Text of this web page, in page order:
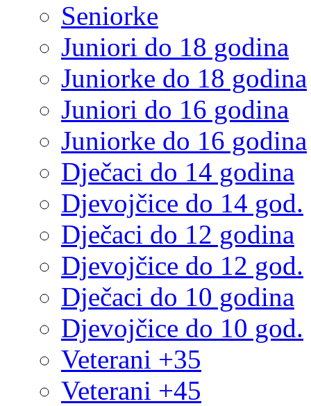
Seniorke
Juniori do 18 godina
Juniorke do 18 godina
Juniori do 16 godina
Juniorke do 16 godina
Dječaci do 14 godina
Djevojčice do 14 god.
Dječaci do 12 godina
Djevojčice do 12 god.
Dječaci do 10 godina
Djevojčice do 10 god.
Veterani +35
Veterani +45